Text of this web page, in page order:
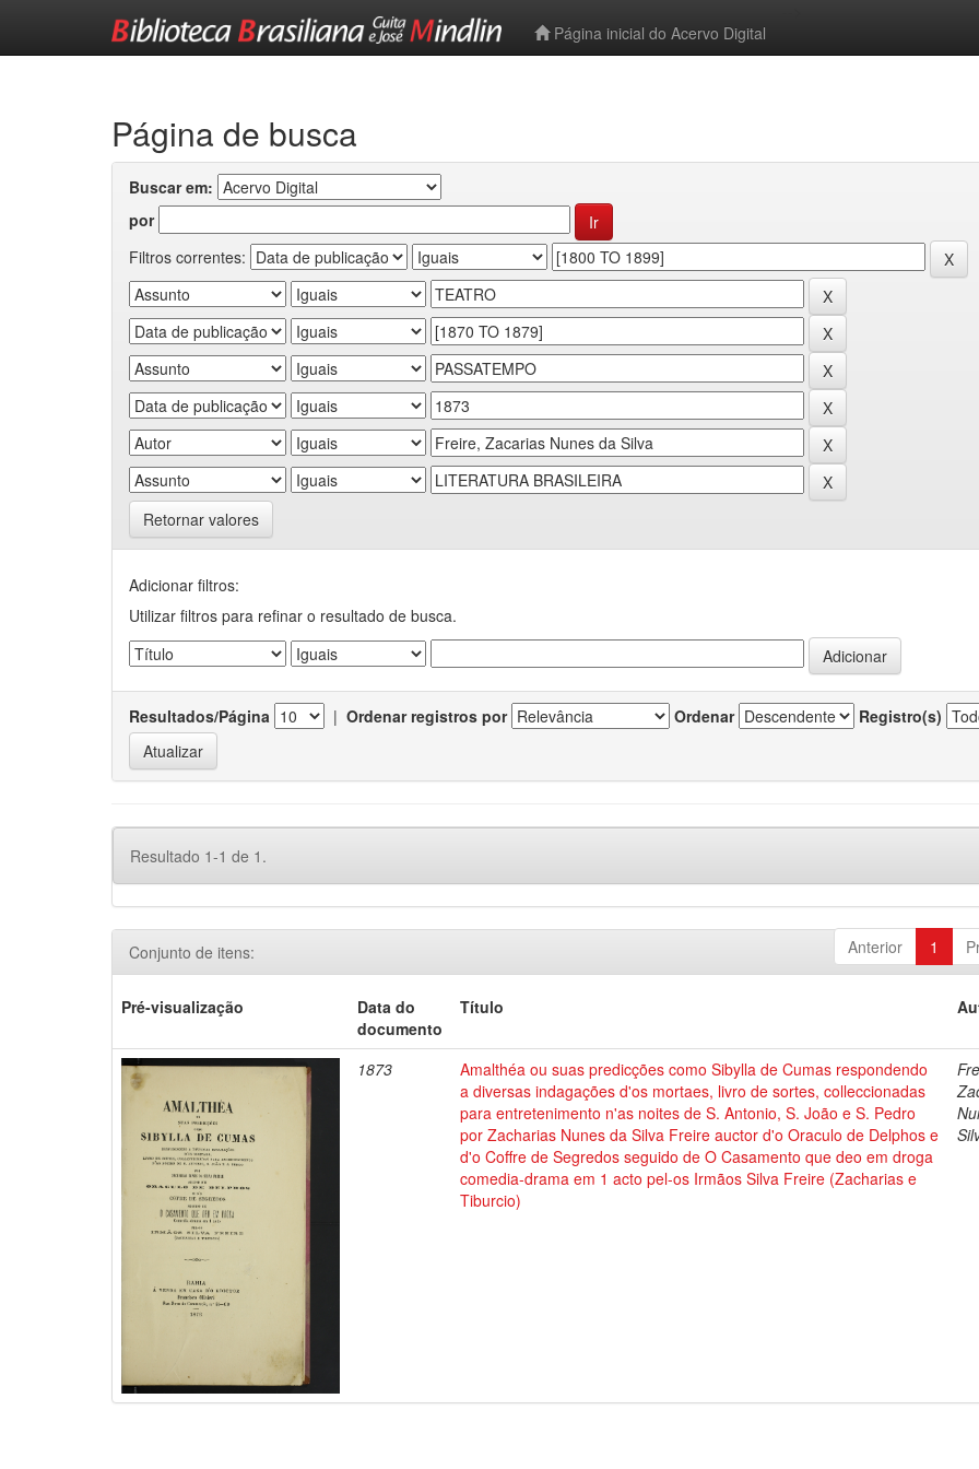
Página inicial do Acervo Digital
Página de busca
Buscar em:
por
Filtros correntes:
Retornar valores
Adicionar filtros:
Utilizar filtros para refinar o resultado de busca.
Resultados/Página | Ordenar registros por Ordenar Registro(s)
Resultado 1-1 de 1.
Anterior 1
Conjunto de itens:
Pré-visualização
Data do
documento
Título
1873
Amalthéa ou suas predicções como Sibylla de Cumas respondendo
a diversas indagações d'os mortaes, livro de sortes, colleccionadas
para entretenimento n'as noites de S. Antonio, S. João e S. Pedro
por Zacharias Nunes da Silva Freire auctor d'o Oraculo de Delphos e
d'o Coffre de Segredos seguido de O Casamento que deo em droga
comedia-drama em 1 acto pel-os Irmãos Silva Freire (Zacharias e
Tiburcio)